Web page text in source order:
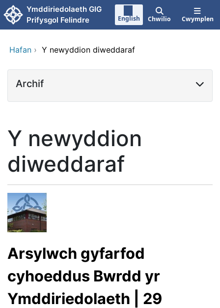
Neidio i'r prif gynnwy
Ymddiriedolaeth GIG
Prifysgol Felindre
English Chwilio Cwymplen
Hafan › Y newyddion diweddaraf
Archif
Y newyddion
diweddaraf
Arsylwch gyfarfod
cyhoeddus Bwrdd yr
Ymddiriedolaeth | 29